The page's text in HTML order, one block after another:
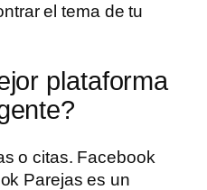
el tema de tu
plataforma
o citas. Facebook
Parejas es un